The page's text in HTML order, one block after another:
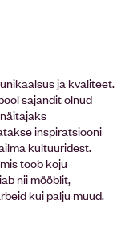
ja kvaliteet.
sajandit olnud
inspiratsiooni
kultuuridest.
toob koju
nii mööblit,
kui palju muud.